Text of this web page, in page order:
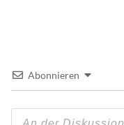
Abonnieren